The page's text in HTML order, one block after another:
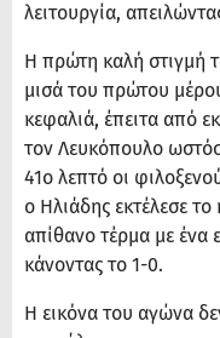
λειτουργία,
Η πρώτη καλή στιγμή
μισά του πρώτου
κεφαλιά, έπειτα από
τον Λευκόπουλο
41ο λεπτό οι
ο Ηλιάδης εκτέλεσε
απίθανο τέρμα με ένα
κάνοντας το 1-0.
Η εικόνα του αγώνα